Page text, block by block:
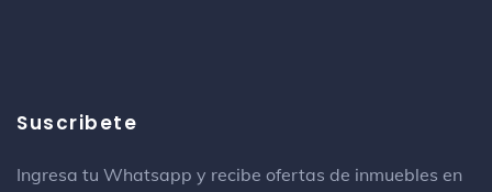
Suscribete
Ingresa tu Whatsapp y recibe ofertas de inmuebles en